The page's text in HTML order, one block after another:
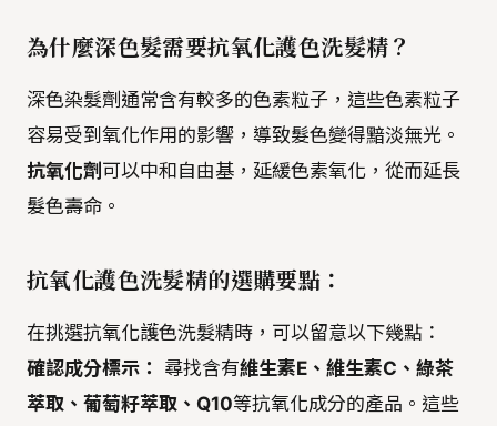
為什麼深色髮需要抗氧化護色洗髮精？
深色染髮劑通常含有較多的色素粒子，這些色素粒子
容易受到氧化作用的影響，導致髮色變得黯淡無光。
抗氧化劑 可以中和自由基，延緩色素氧化，從而延長
髮色壽命。
抗氧化護色洗髮精的選購要點：
在挑選抗氧化護色洗髮精時，可以留意以下幾點：
確認成分標示：
尋找含有維生素E、維生素C、綠茶
萃取、葡萄籽萃取、Q10等抗氧化成分的產品。這些